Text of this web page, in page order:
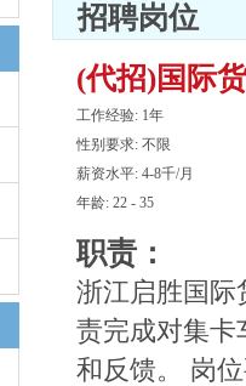
招聘岗位
(代招)国际
工作经验: 1年
性别要求: 不限
薪资水平: 4-8千/月
年龄: 22 - 35
职责：
浙江启胜国际
责完成对集卡
和反馈。 岗